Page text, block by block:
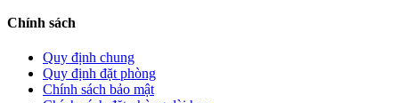
Chính sách
Quy định chung
Quy định đặt phòng
Chính sách bảo mật